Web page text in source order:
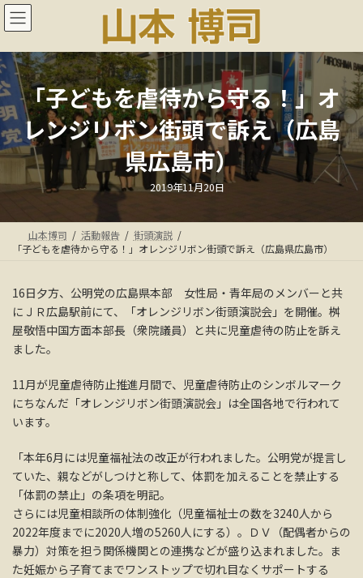
コ
ン
ン
ツ
へ
ス
キ
ッ
プ
ナ
ビ
ー
シ
ョ
ン
に
移
動
「子どもを虐待から守る！」オ
レンジリボン街頭で訴え（広島
県広島市）
最
終
日
時
:
2019年11月20日
山本博司 活動報告
街頭演説
「子どもを虐待から守る！」オレンジリボン街頭で訴え（広島県広島市）
16日夕方、公明党の広島県本部 女性局・青年局のメンバーと共
にＪＲ広島駅前にて、「オレンジリボン街頭演説会」を開催。桝
屋敬悟中国方面本部長（衆院議員）と共に児童虐待の防止を訴え
ました。
11月が児童虐待防止推進月間で、児童虐待防止のシンボルマーク
にちなんだ「オレンジリボン街頭演説会」は全国各地で行われて
います。
「本年6月には児童福祉法の改正が行われました。公明党が提言し
ていた、親などがしつけと称して、体罰を加えることを禁止する
「体罰の禁止」の条項を明記。
さらには児童相談所の体制強化（児童福祉士の数を3240人から
2022年度までに2020人増の5260人にする）。ＤＶ（配偶者からの
暴力）対策を担う関係機関との連携などが盛り込まれました。ま
た妊娠から子育てまでワンストップで切れ目なくサポートする